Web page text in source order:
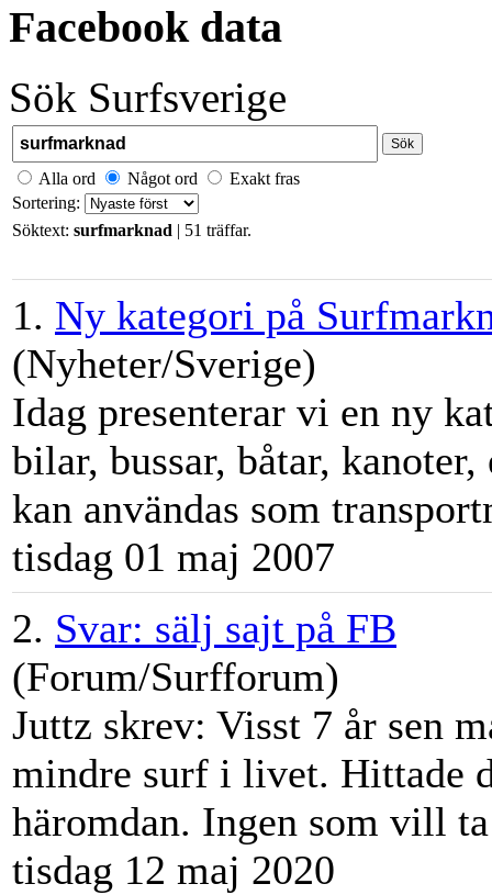
Facebook data
Sök Surfsverige
Sök
Alla ord Något ord
Exakt fras
Sortering:
Söktext: surfmarknad | 51 träffar.
1. Ny kategori på
(Nyheter/Sverige)
Idag presenterar vi en ny
bilar, bussar, båtar,
kan användas som
tisdag 01 maj 2007
2. Svar: sälj sajt på FB
(Forum/Surfforum)
Juttz skrev: Visst 7 år sen
mindre surf i livet. Hittade
häromdan. Ingen som vill
tisdag 12 maj 2020